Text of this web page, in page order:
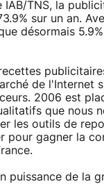
TNS, la
sur un an.
désormais
de l'Internet
2006 est
que nous
les outils de
pour gagner la
puissance de la